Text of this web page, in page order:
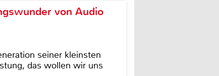
von Audio
seiner kleinsten
das wollen wir uns